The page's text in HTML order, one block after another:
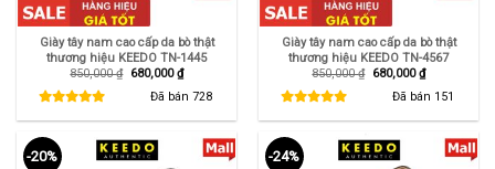
Giày tây nam cao cấp da bò thật
thương hiệu KEEDO TN-1445
850,000₫ Giá
680,000₫Giá
hiện
tại
Đã bán 728
Giày tây nam cao cấp da bò thật
thương hiệu KEEDO TN-4567
850,000₫ Giá
680,000₫Giá
hiện
tại
Đã bán 151
-20% -24%